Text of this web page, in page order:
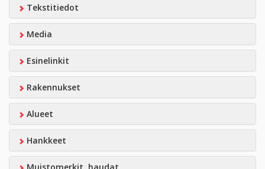
Tekstitiedot
Media
Esinelinkit
Rakennukset
Alueet
Hankkeet